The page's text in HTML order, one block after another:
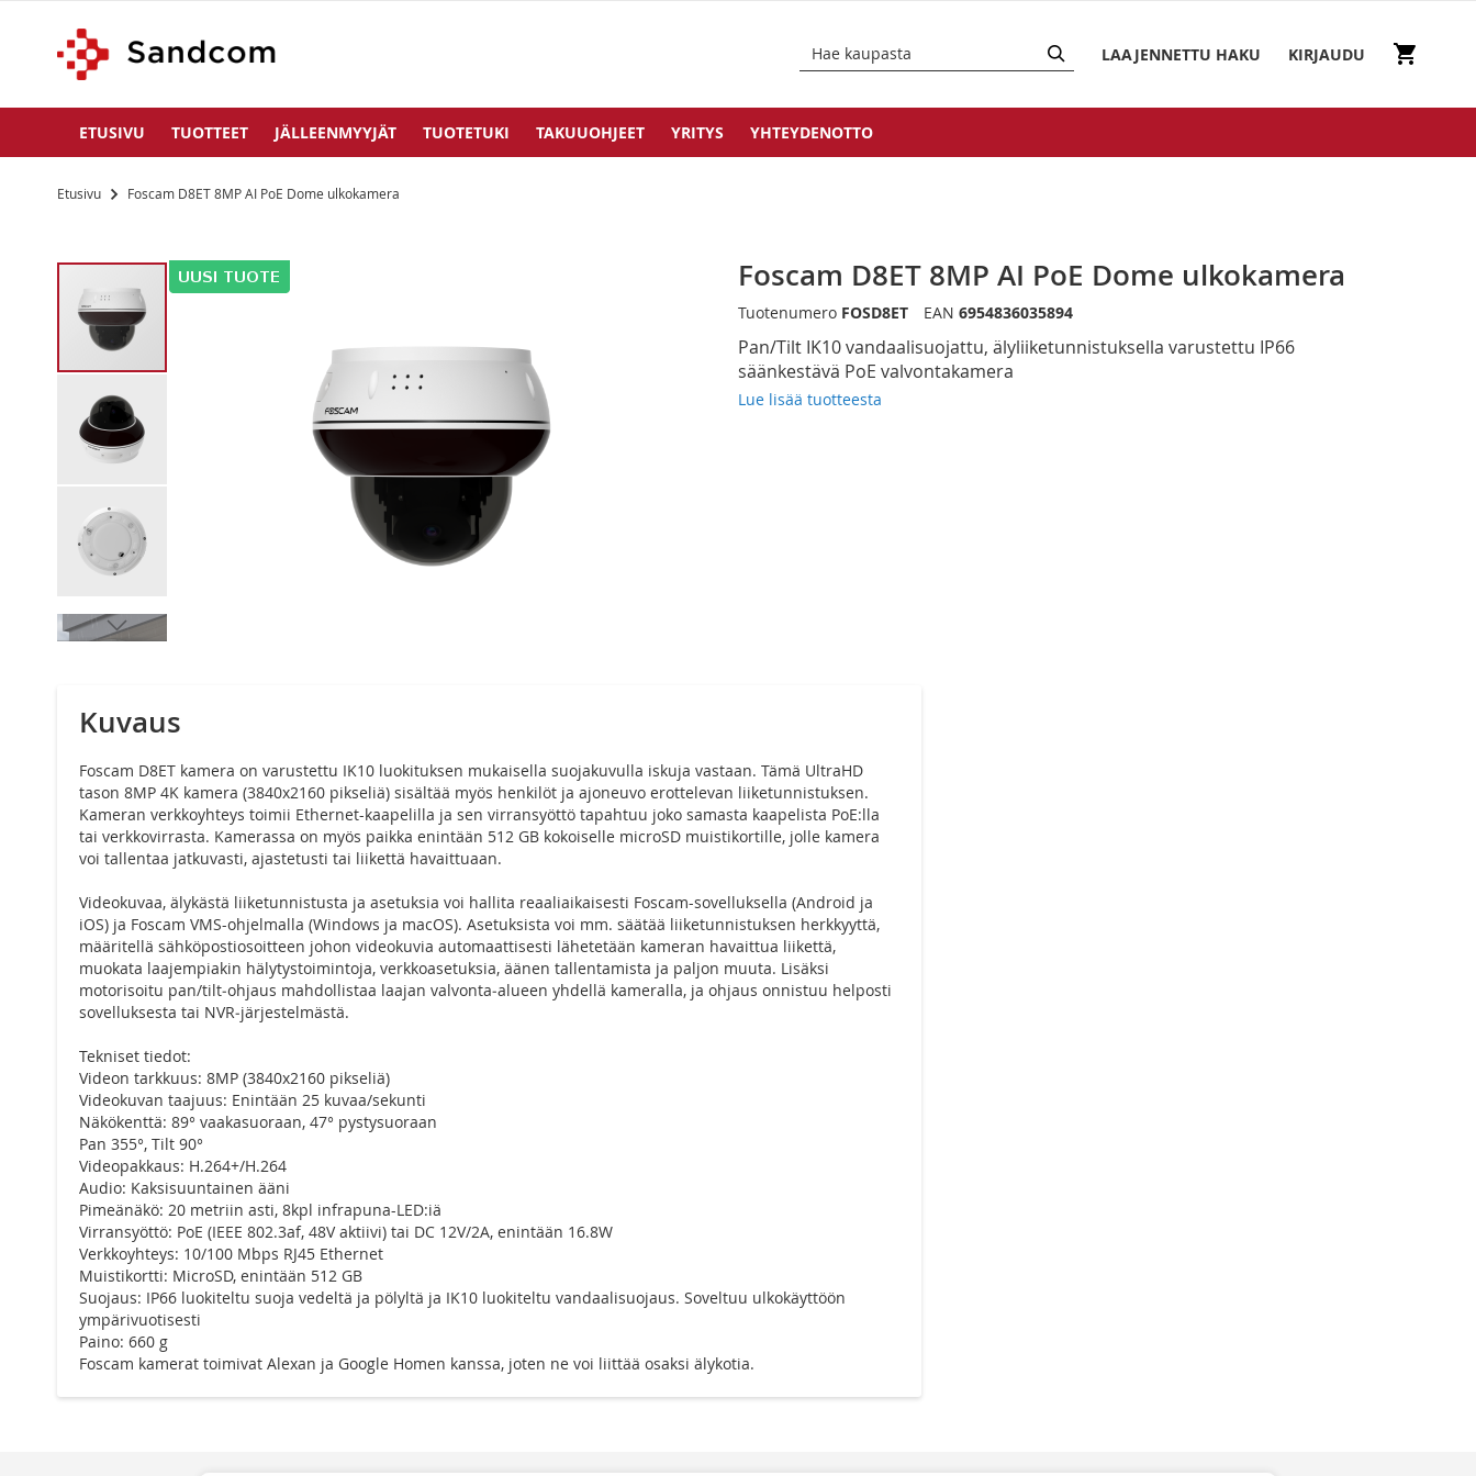
KIRJAUDU
LAAJENNETTU HAKU
HAKU
ETUSIVU TUOTTEET JÄLLEENMYYJÄT TUOTETUKI TAKUUOHJEET YRITYS YHTEYDENOTTO
Etusivu Foscam D8ET 8MP AI PoE Dome ulkokamera
Siirry
kuvagallerian
loppuun
Foscam D8ET 8MP AI PoE Dome ulkokamera
Pan/Tilt IK10 vandaalisuojattu, älyliiketunnistuksella varustettu IP66
säänkestävä PoE valvontakamera
Lue lisää tuotteesta
Tuotenumero FOSD8ET EAN 6954836035894
Kuvaus
Foscam D8ET kamera on varustettu IK10 luokituksen mukaisella suojakuvulla iskuja vastaan. Tämä UltraHD
tason 8MP 4K kamera (3840x2160 pikseliä) sisältää myös henkilöt ja ajoneuvo erottelevan liiketunnistuksen.
Kameran verkkoyhteys toimii Ethernet-kaapelilla ja sen virransyöttö tapahtuu joko samasta kaapelista PoE:lla
tai verkkovirrasta. Kamerassa on myös paikka enintään 512 GB kokoiselle microSD muistikortille, jolle kamera
voi tallentaa jatkuvasti, ajastetusti tai liikettä havaittuaan.
Videokuvaa, älykästä liiketunnistusta ja asetuksia voi hallita reaaliaikaisesti Foscam-sovelluksella (Android ja
iOS) ja Foscam VMS-ohjelmalla (Windows ja macOS). Asetuksista voi mm. säätää liiketunnistuksen herkkyyttä,
määritellä sähköpostiosoitteen johon videokuvia automaattisesti lähetetään kameran havaittua liikettä,
muokata laajempiakin hälytystoimintoja, verkkoasetuksia, äänen tallentamista ja paljon muuta. Lisäksi
motorisoitu pan/tilt‑ohjaus mahdollistaa laajan valvonta‑alueen yhdellä kameralla, ja ohjaus onnistuu helposti
sovelluksesta tai NVR‑järjestelmästä.
Tekniset tiedot:
Videon tarkkuus: 8MP (3840x2160 pikseliä)
Videokuvan taajuus: Enintään 25 kuvaa/sekunti
Näkökenttä: 89° vaakasuoraan, 47° pystysuoraan
Pan 355°, Tilt 90°
Videopakkaus: H.264+/H.264
Audio: Kaksisuuntainen ääni
Pimeänäkö: 20 metriin asti, 8kpl infrapuna-LED:iä
Virransyöttö: PoE (IEEE 802.3af, 48V aktiivi) tai DC 12V/2A, enintään 16.8W
Verkkoyhteys: 10/100 Mbps RJ45 Ethernet
Muistikortti: MicroSD, enintään 512 GB
Suojaus: IP66 luokiteltu suoja vedeltä ja pölyltä ja IK10 luokiteltu vandaalisuojaus. Soveltuu ulkokäyttöön
ympärivuotisesti
Paino: 660 g
Foscam kamerat toimivat Alexan ja Google Homen kanssa, joten ne voi liittää osaksi älykotia.